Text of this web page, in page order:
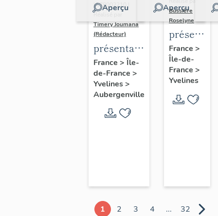
Aperçu
IA78002210 |
Réalisé par
Timery Joumana
(Rédacteur)
présentation
de l'étude
d'Elisabethville
France > Île-
de-France >
Yvelines>
Aubergenville
Aperçu
Bussière
Roselyne
du
diagnostic
et
France >
Île-de-
France >
Yvelines
1 2 3 4 ... 32